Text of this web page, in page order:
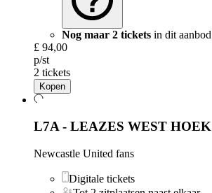
Nog maar 2 tickets in dit aanbod
£ 94,00
p/st
2 tickets
Kopen
L7A - LEAZES WEST HOEK
Newcastle United fans
Digitale tickets